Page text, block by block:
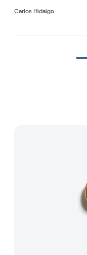
Carlos Hidalgo